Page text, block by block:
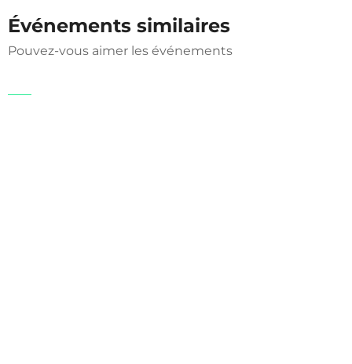
Événements similaires
Pouvez-vous aimer les événements